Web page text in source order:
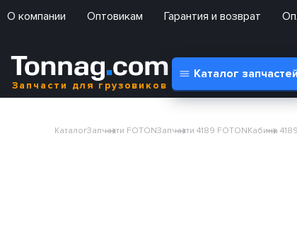
О компании Оптовикам Гарантия и возврат
Запчасти для грузовиков
Каталог запчастей
КаталогЗапчасти FOTONЗапчасти 4189 FOTONКабина 4189